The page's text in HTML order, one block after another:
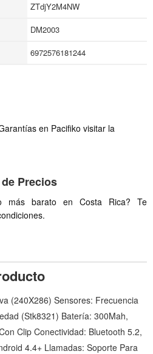
ZTdjY2M4NW
DM2003
6972576181244
en Pacifiko visitar la
Precios
más barato en Costa Rica? Te
(240X286) Sensores: Frecuencia
(Stk8321) Batería: 300Mah,
Clip Conectividad: Bluetooth 5.2,
4.4+ Llamadas: Soporte Para